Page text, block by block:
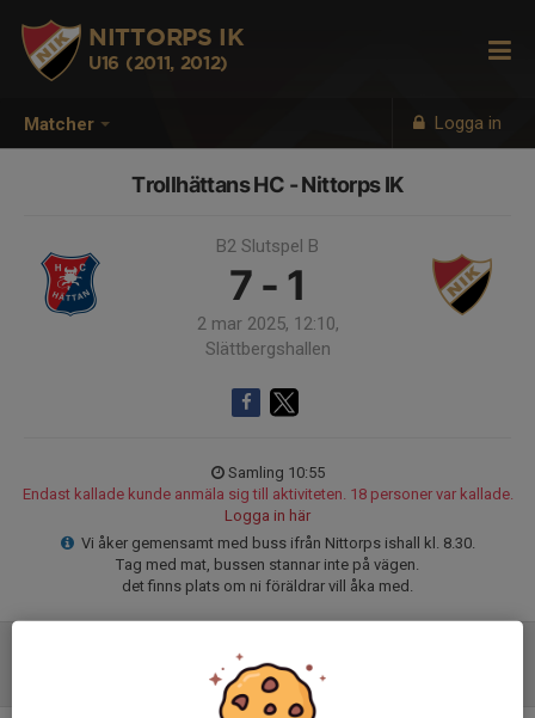
Matcher Logga in
NITTORPS IK
U16 (2011, 2012)
Trollhättans HC - Nittorps IK
B2 Slutspel B
7 - 1
2 mar 2025, 12:10,
Slättbergshallen
Samling 10:55
Endast kallade kunde anmäla sig till aktiviteten. 18 personer var kallade.
Logga in här
Vi åker gemensamt med buss ifrån Nittorps ishall kl. 8.30.
Tag med mat, bussen stannar inte på vägen.
det finns plats om ni föräldrar vill åka med.